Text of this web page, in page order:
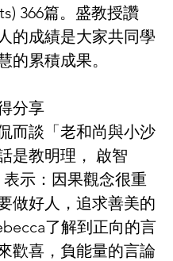
366篇。盛教授讚
的成績是大家共同學
的累積成果。
分享
而談「老和尚與小沙
是教明理， 啟智
示：因果觀念很重
做好人，追求善美的
了解到正向的言
歡喜，負能量的言論